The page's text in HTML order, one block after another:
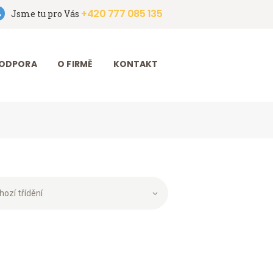
Jsme tu pro Vás +420 777 085 135
O FIRMĚ KONTAKT